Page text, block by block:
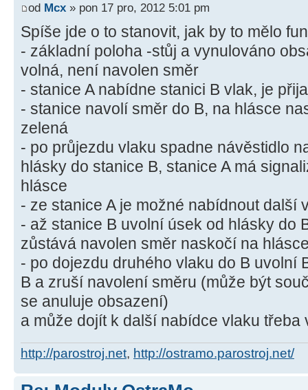
od Mcx » pon 17 pro, 2012 5:01 pm
Spíše jde o to stanovit, jak by to mělo
- základní poloha -stůj a vynulováno
volná, není navolen směr
- stanice A nabídne stanici B vlak, je
- stanice navolí směr do B, na hlásce
zelená
- po průjezdu vlaku spadne návěstidlo
hlásky do stanice B, stanice A má
hlásce
- ze stanice A je možné nabídnout další
- až stanice B uvolní úsek od hlásky do
zůstává navolen směr naskočí na
- po dojezdu druhého vlaku do B uvolní
B a zruší navolení směru (může být
se anuluje obsazení)
a může dojít k další nabídce vlaku třeba
http://parostroj.net, http://ostramo.parostroj.net/